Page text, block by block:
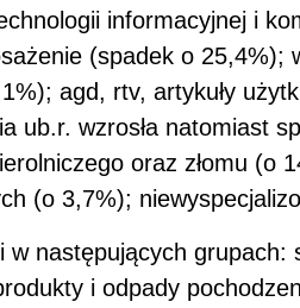
informacyjnej i
(spadek o 25,4%);
agd, rtv, artykuły
ub.r. wzrosła natomiast
oraz złomu (o
(o 3,7%);
następujących grupach:
i odpady